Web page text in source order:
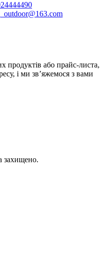
або прайс-листа,
і ми зв’яжемося з вами
захищено.